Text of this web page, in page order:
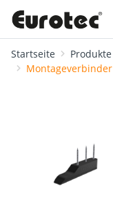
Startseite Produkte
Montageverbinder